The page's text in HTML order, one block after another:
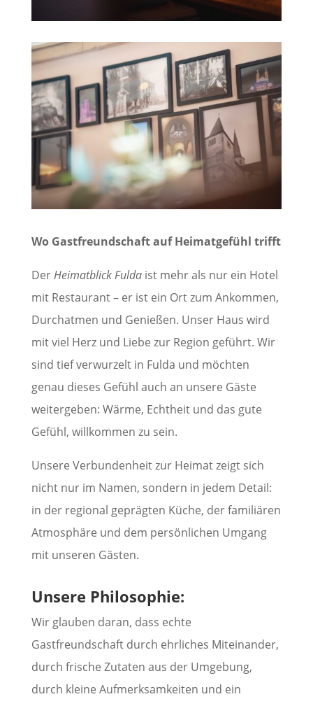
Wo Gastfreundschaft auf Heimatgefühl trifft
DerHeimatblick Fuldaist mehr als nur ein Hotel
mit Restaurant – er ist ein Ort zum Ankommen,
Durchatmen und Genießen. Unser Haus wird
mit viel Herz und Liebe zur Region geführt. Wir
sind tief verwurzelt in Fulda und möchten
genau dieses Gefühl auch an unsere Gäste
weitergeben: Wärme, Echtheit und das gute
Gefühl, willkommen zu sein.
Unsere Verbundenheit zur Heimat zeigt sich
nicht nur im Namen, sondern in jedem Detail:
in der regional geprägten Küche, der familiären
Atmosphäre und dem persönlichen Umgang
mit unseren Gästen.
Unsere Philosophie:
Wir glauben daran, dass echte
Gastfreundschaft durch ehrliches Miteinander,
durch frische Zutaten aus der Umgebung,
durch kleine Aufmerksamkeiten und ein